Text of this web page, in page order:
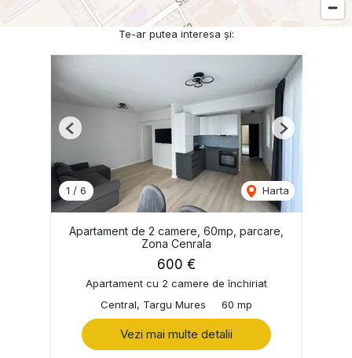
Te-ar putea interesa și:
1 / 6 Harta
Previous Next
Apartament de 2 camere, 60mp, parcare,
Zona Cenrala
600 €
Apartament cu 2 camere de închiriat
Central, Targu Mures
60 mp
Vezi mai multe detalii